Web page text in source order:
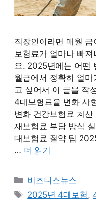
직장인이라면 매월
보험료가 얼마나 빠
요. 2025년에는 어떤
월급에서 정확히 얼
고 싶어서 이 글을 작
4대보험료율 변화 사
변화 건강보험료 계
재보험료 부담 방식
대보험료 절약 팁
… 더 읽기
카
테
비즈니스뉴스
태
2025년 4대보험,